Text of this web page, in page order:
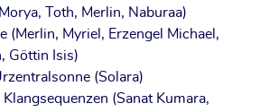
Morya, Toth, Mer­lin, Naburaa)
(Mer­lin, Myri­el, Erz­engel Micha­el,
Göt­tin Isis)
(Sola­ra)
(Sanat Kuma­ra,